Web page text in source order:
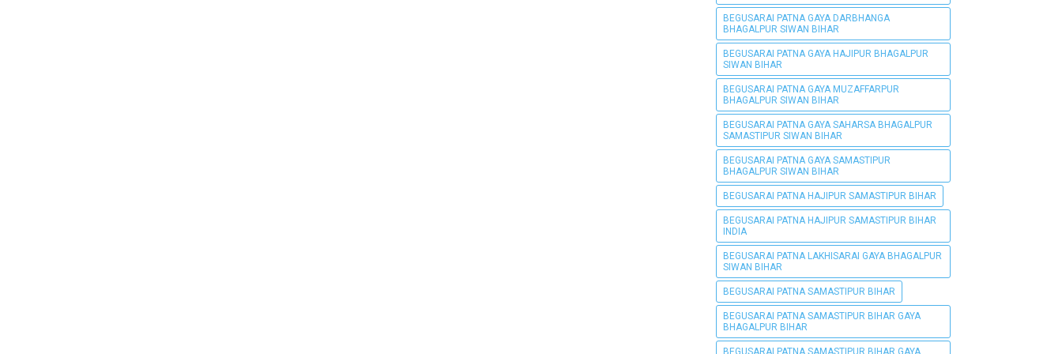
BEGUSARAI PATNA GAYA DARBHANGA
BHAGALPUR SIWAN BIHAR
BEGUSARAI PATNA GAYA HAJIPUR BHAGALPUR
SIWAN BIHAR
BEGUSARAI PATNA GAYA MUZAFFARPUR
BHAGALPUR SIWAN BIHAR
BEGUSARAI PATNA GAYA SAHARSA BHAGALPUR
SAMASTIPUR SIWAN BIHAR
BEGUSARAI PATNA GAYA SAMASTIPUR
BHAGALPUR SIWAN BIHAR
BEGUSARAI PATNA HAJIPUR SAMASTIPUR BIHAR
BEGUSARAI PATNA HAJIPUR SAMASTIPUR BIHAR
INDIA
BEGUSARAI PATNA LAKHISARAI GAYA BHAGALPUR
SIWAN BIHAR
BEGUSARAI PATNA SAMASTIPUR BIHAR
BEGUSARAI PATNA SAMASTIPUR BIHAR GAYA
BHAGALPUR BIHAR
BEGUSARAI PATNA SAMASTIPUR BIHAR GAYA